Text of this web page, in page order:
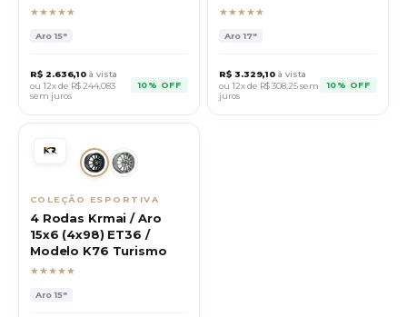
★★★★★
Aro15"
R$ 2.636,10 à vista
ou 12x de R$ 244,083
sem juros
10% OFF
★★★★★
Aro17"
R$ 3.329,10 à vista
ou 12x de R$308,25sem
juros
10% OFF
COLEÇÃO ESPORTIVA
4 Rodas Krmai / Aro
15x6 (4x98) ET36 /
Modelo K76 Turismo
★★★★★
Aro15"